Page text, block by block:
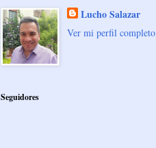
Lucho Salazar
Ver mi perfil completo
Seguidores